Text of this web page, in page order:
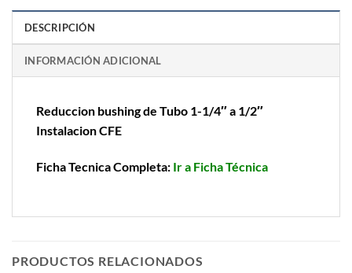
DESCRIPCIÓN
INFORMACIÓN ADICIONAL
Reduccion bushing de Tubo 1-1/4″ a 1/2″
Instalacion CFE
Ficha Tecnica Completa: Ir a Ficha Técnica
PRODUCTOS RELACIONADOS